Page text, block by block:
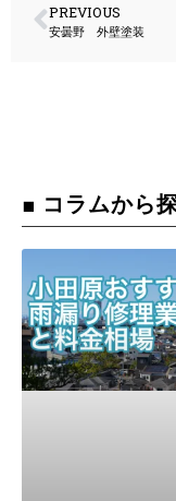
PREVIOUS
安曇野 外壁塗装
■ コラムから